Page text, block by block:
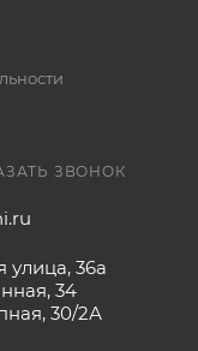
ЗВОНОК
улица, 36а
34
30/2А